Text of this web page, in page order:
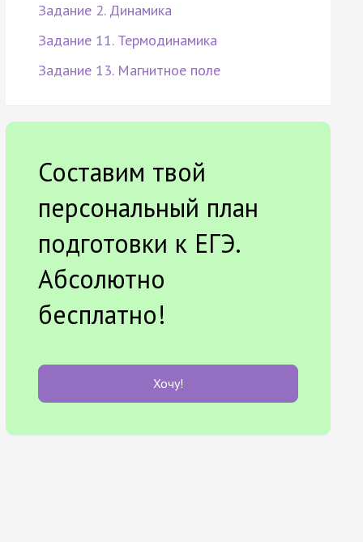
Задание 2. Динамика
Задание 11. Термодинамика
Задание 13. Магнитное поле
Составим твой
персональный план
подготовки к ЕГЭ.
Абсолютно
бесплатно!
Хочу!